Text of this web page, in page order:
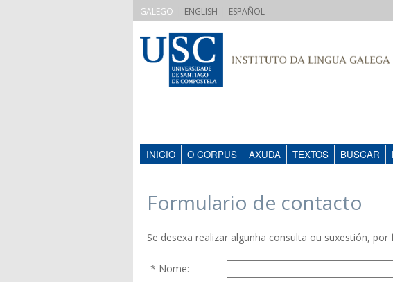
GALEGO ENGLISH ESPAÑOL
INICIO O CORPUS AXUDA TEXTOS BUSCAR
Formulario de contacto
Se desexa realizar algunha consulta ou suxestión,
* Nome: